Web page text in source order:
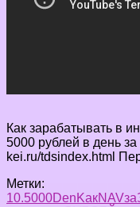
Как зарабатывать в
5000 рублей в день
kei.ru/tdsindex.html
Метки:
10.5000DenKакNAVзa